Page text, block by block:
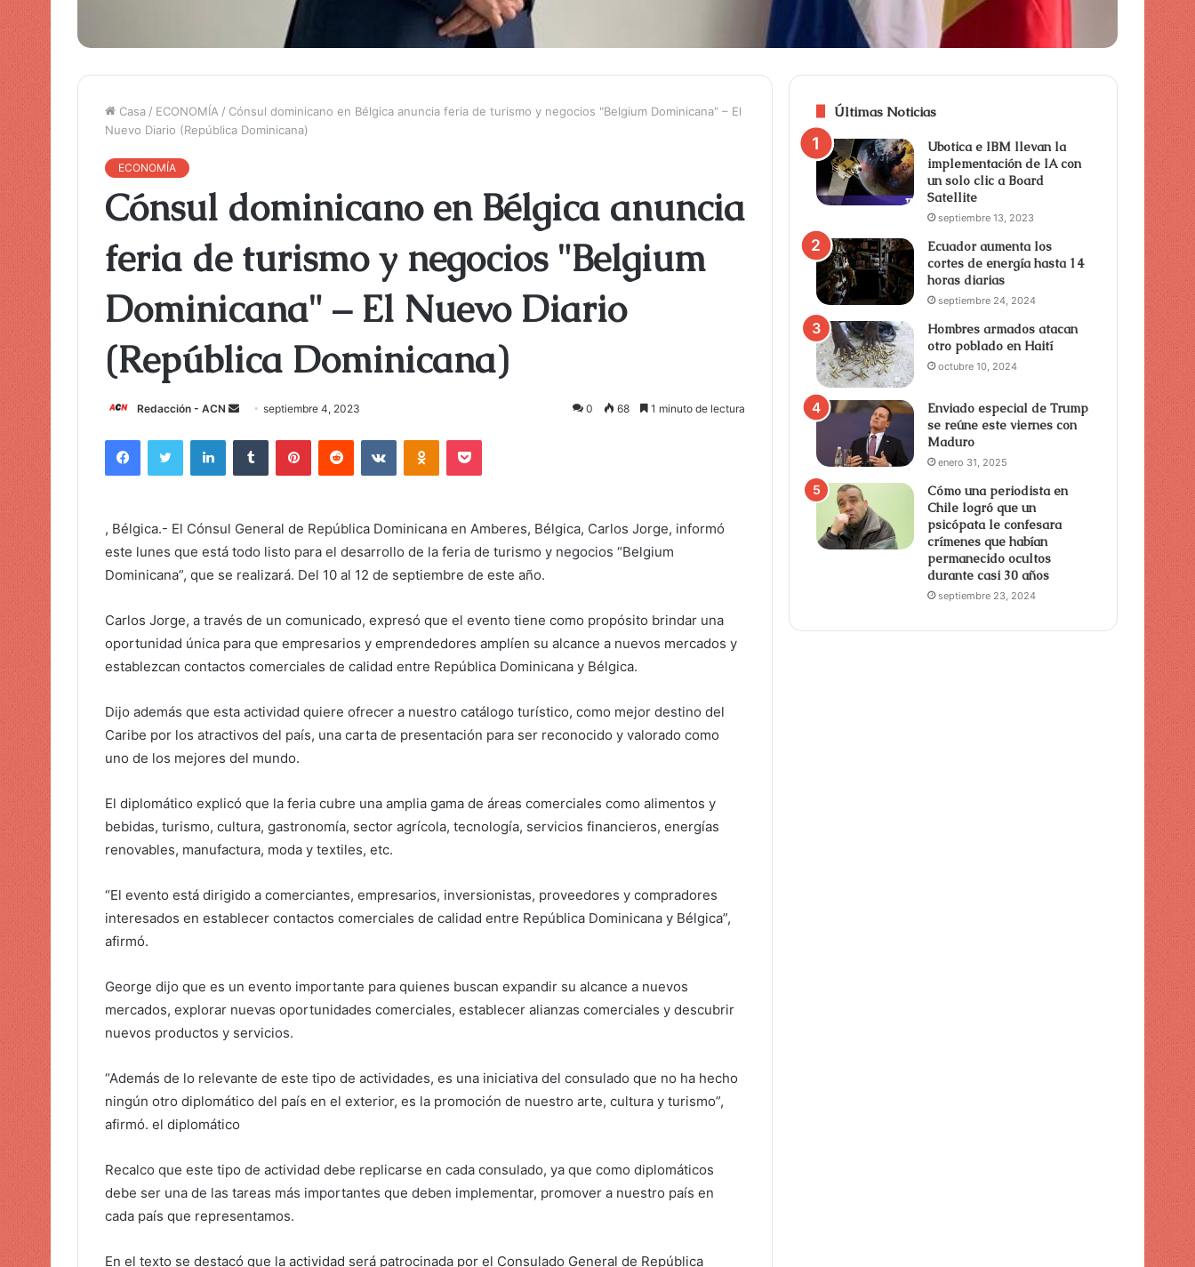
Casa / ECONOMÍA / Cónsul dominicano en Bélgica anuncia feria de turismo y negocios "Belgium Dominicana" – El
Nuevo Diario (República Dominicana)
ECONOMÍA
Cónsul dominicano en Bélgica anuncia
feria de turismo y negocios "Belgium
Dominicana" – El Nuevo Diario
(República Dominicana)
Redacción - ACN
u
n
c
r
r
e
e
ó
n
c
o
septiembre 4, 2023 0 68 1 minuto de lectura
, Bélgica.- El Cónsul General de República Dominicana en Amberes, Bélgica, Carlos Jorge, informó
este lunes que está todo listo para el desarrollo de la feria de turismo y negocios “Belgium
Dominicana”, que se realizará. Del 10 al 12 de septiembre de este año.
Carlos Jorge, a través de un comunicado, expresó que el evento tiene como propósito brindar una
oportunidad única para que empresarios y emprendedores amplíen su alcance a nuevos mercados y
establezcan contactos comerciales de calidad entre República Dominicana y Bélgica.
Dijo además que esta actividad quiere ofrecer a nuestro catálogo turístico, como mejor destino del
Caribe por los atractivos del país, una carta de presentación para ser reconocido y valorado como
uno de los mejores del mundo.
El diplomático explicó que la feria cubre una amplia gama de áreas comerciales como alimentos y
bebidas, turismo, cultura, gastronomía, sector agrícola, tecnología, servicios financieros, energías
renovables, manufactura, moda y textiles, etc.
“El evento está dirigido a comerciantes, empresarios, inversionistas, proveedores y compradores
interesados ​​en establecer contactos comerciales de calidad entre República Dominicana y Bélgica”,
afirmó.
George dijo que es un evento importante para quienes buscan expandir su alcance a nuevos
mercados, explorar nuevas oportunidades comerciales, establecer alianzas comerciales y descubrir
nuevos productos y servicios.
“Además de lo relevante de este tipo de actividades, es una iniciativa del consulado que no ha hecho
ningún otro diplomático del país en el exterior, es la promoción de nuestro arte, cultura y turismo”,
afirmó. el diplomático
Recalco que este tipo de actividad debe replicarse en cada consulado, ya que como diplomáticos
debe ser una de las tareas más importantes que deben implementar, promover a nuestro país en
cada país que representamos.
En el texto se destacó que la actividad será patrocinada por el Consulado General de República
Últimas Noticias
Ubotica e IBM llevan la
implementación de IA con
un solo clic a Board
Satellite
septiembre 13, 2023
Ecuador aumenta los
cortes de energía hasta 14
horas diarias
septiembre 24, 2024
Hombres armados atacan
otro poblado en Haití
octubre 10, 2024
Enviado especial de Trump
se reúne este viernes con
Maduro
enero 31, 2025
Cómo una periodista en
Chile logró que un
psicópata le confesara
crímenes que habían
permanecido ocultos
durante casi 30 años
septiembre 23, 2024